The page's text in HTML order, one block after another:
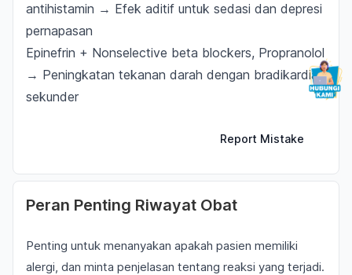
antihistamin → Efek aditif untuk sedasi dan depresi
pernapasan
Epinefrin + Nonselective beta blockers, Propranolol
→ Peningkatan tekanan darah dengan bradikardia
sekunder
Report Mistake
Peran Penting Riwayat Obat
Penting untuk menanyakan apakah pasien memiliki
alergi, dan minta penjelasan tentang reaksi yang terjadi.